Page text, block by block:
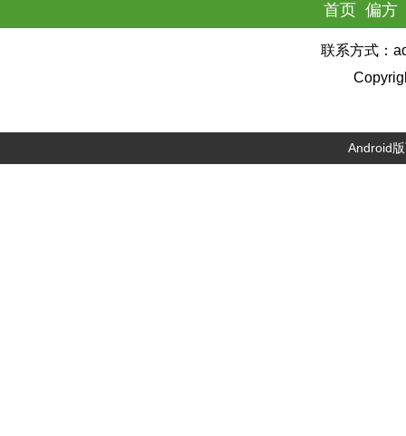
首页 偏方
联系方式：
Android